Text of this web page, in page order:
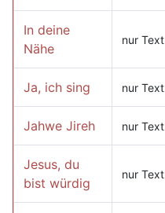
In deine
Nähe
nur Text
Ja, ich sing nur Text
Jahwe Jireh nur Text
Jesus, du
bist würdig
nur Text